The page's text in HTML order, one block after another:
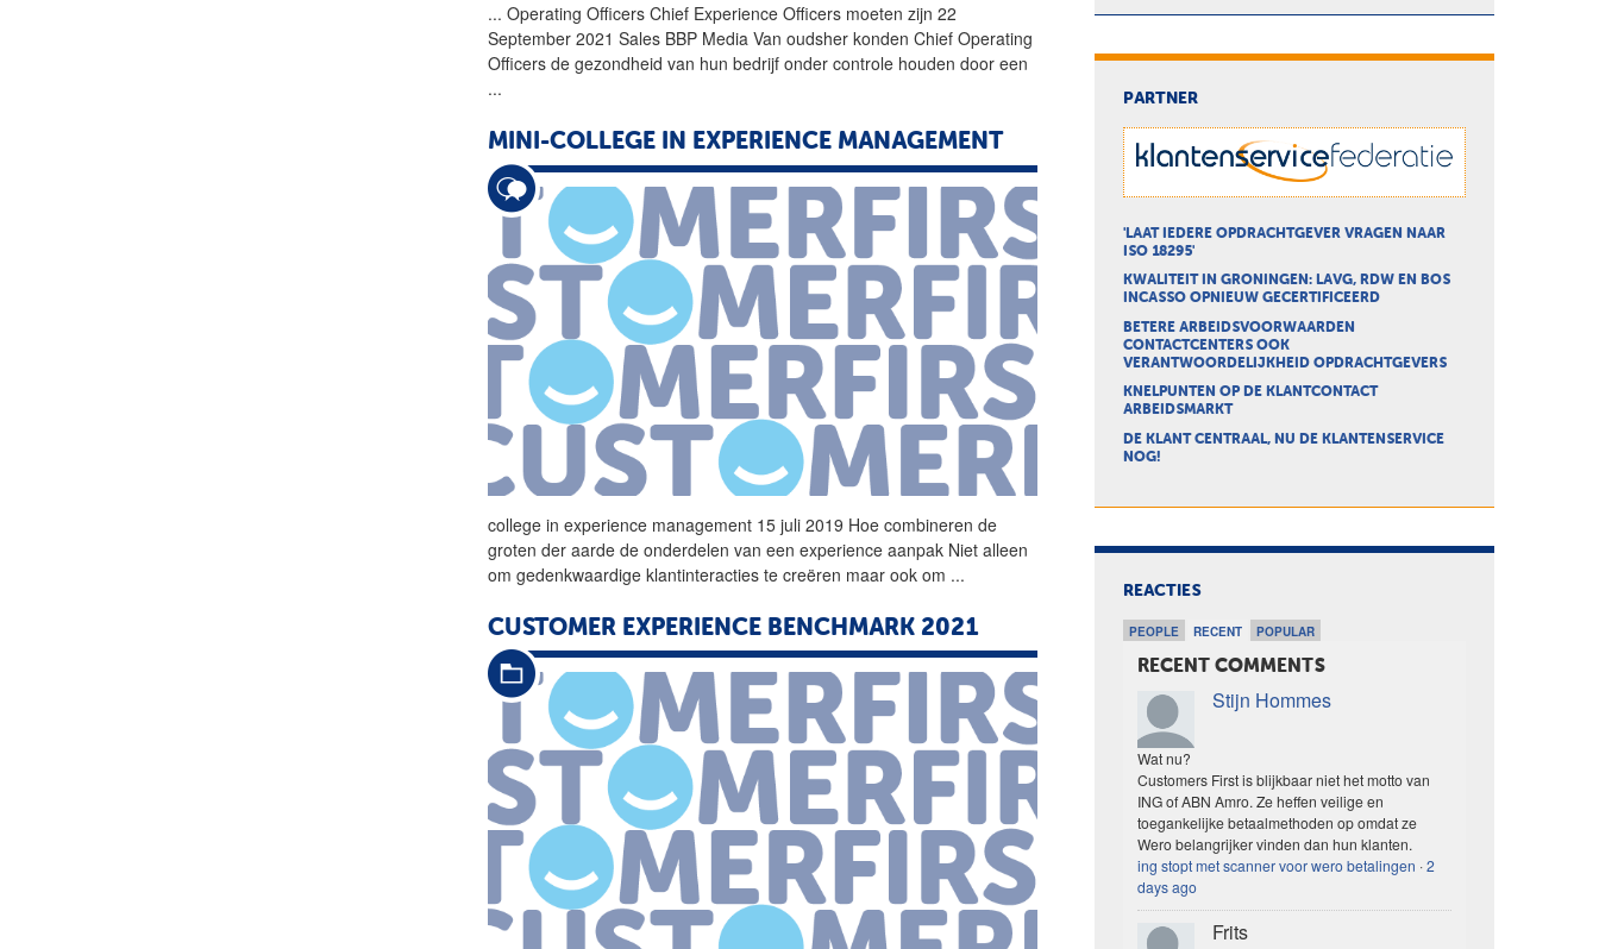
... Operating Officers Chief Experience Officers moeten zijn 22
September 2021 Sales BBP Media Van oudsher konden Chief Operating
Officers de gezondheid van hun bedrijf onder controle houden door een
...
MINI-COLLEGE IN EXPERIENCE MANAGEMENT
college inexperience management 15 juli 2019 Hoe combineren de
groten der aarde de onderdelen van eenexperience aanpak Niet alleen
om gedenkwaardige klantinteracties te creëren maar ook om ...
CUSTOMER EXPERIENCE BENCHMARK 2021
PARTNER
'LAAT IEDERE OPDRACHTGEVER VRAGEN NAAR
ISO 18295'
KWALITEIT IN GRONINGEN: LAVG, RDW EN BOS
INCASSO OPNIEUW GECERTIFICEERD
BETERE ARBEIDSVOORWAARDEN
CONTACTCENTERS OOK
VERANTWOORDELIJKHEID OPDRACHTGEVERS
KNELPUNTEN OP DE KLANTCONTACT
ARBEIDSMARKT
DE KLANT CENTRAAL, NU DE KLANTENSERVICE
NOG!
REACTIES
PEOPLE RECENT POPULAR
RECENT COMMENTS
Stijn Hommes
Wat nu?
Customers First is blijkbaar niet het motto van
ING of ABN Amro. Ze heffen veilige en
toegankelijke betaalmethoden op omdat ze
Wero belangrijker vinden dan hun klanten.
ing stopt met scanner voor wero betalingen ·2
days ago
Frits